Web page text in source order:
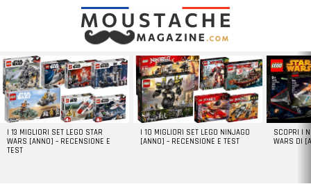
LATEST
STORIES
I 13 MIGLIORI SET LEGO STAR
WARS [ANNO] – RECENSIONE E
TEST
I 10 MIGLIORI SET LEGO NINJAGO
[ANNO] – RECENSIONE E TEST
SCOPRI I
WARS DI